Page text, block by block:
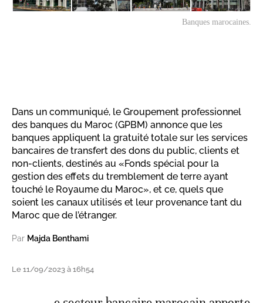
Banques marocaines.
Dans un communiqué, le Groupement professionnel
des banques du Maroc (GPBM) annonce que les
banques appliquent la gratuité totale sur les services
bancaires de transfert des dons du public, clients et
non-clients, destinés au «Fonds spécial pour la
gestion des effets du tremblement de terre ayant
touché le Royaume du Maroc», et ce, quels que
soient les canaux utilisés et leur provenance tant du
Maroc que de l’étranger.
Par Majda Benthami
Le 11/09/2023 à 16h54